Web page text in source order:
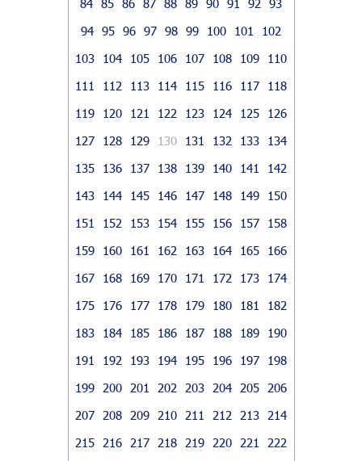
84 85 86 87 88 89 90 91 92
93
94 95 96 97 98 99 100 101
102
103
104 105 106 107 108 109
110
111
112 113 114 115 116 117
118
119
120 121 122 123 124 125
126
127
128 129 130 131 132 133
134
135
136 137 138 139 140 141
142
143
144 145 146 147 148 149
150
151
152 153 154 155 156 157
158
159
160 161 162 163 164 165
166
167
168 169 170 171 172 173
174
175
176 177 178 179 180 181
182
183
184 185 186 187 188 189
190
191
192 193 194 195 196 197
198
199
200 201 202 203 204 205
206
207
208 209 210 211 212 213
214
215
216 217 218 219 220 221
222